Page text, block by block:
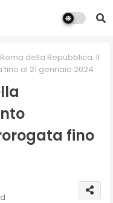
della Repubblica. Il
al 21 gennaio 2024
fino